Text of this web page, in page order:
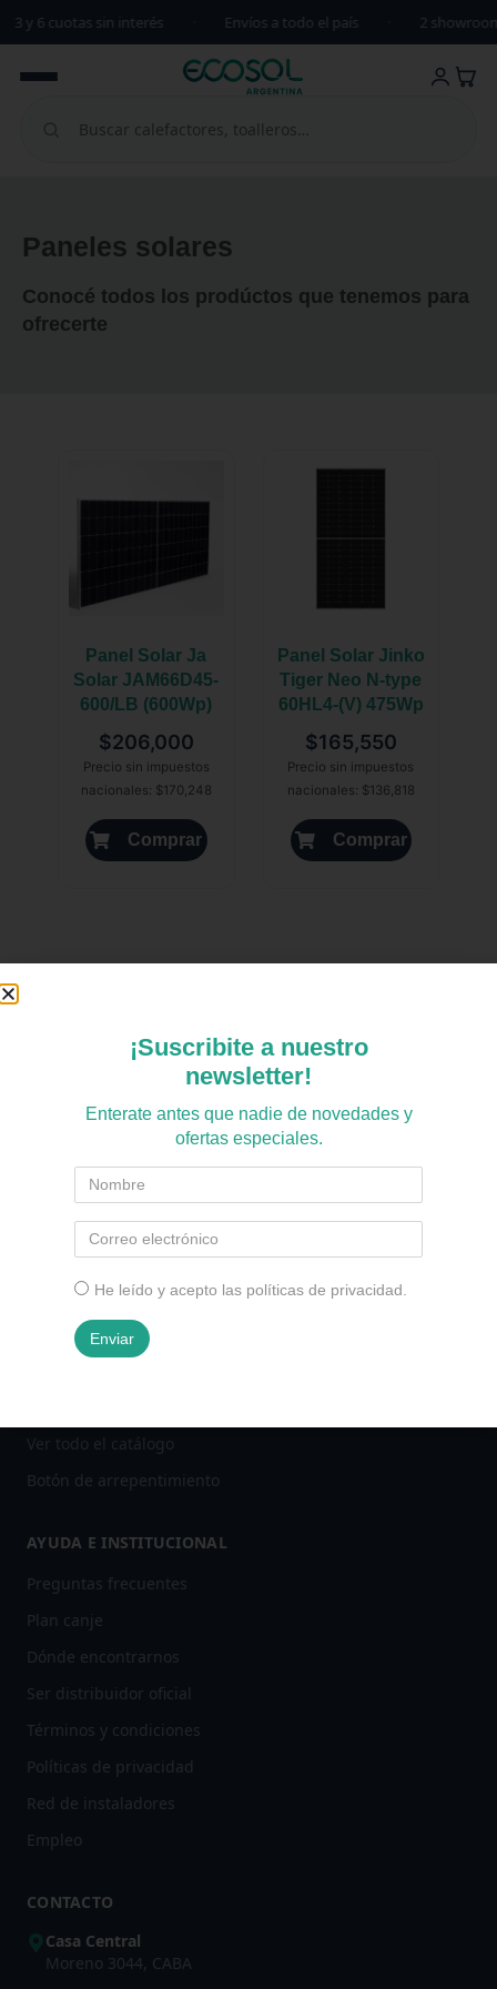
3 y 6 cuotas sin interés Envíos a todo el país 2
Paneles solares
Conocé todos los prodúctos que tenemos para
ofrecerte
Panel Solar Ja
Solar JAM66D45-
600/LB (600Wp)
$206,000
Precio sin impuestos
nacionales: $170,248
Comprar
Panel Solar Jinko
Tiger Neo N-type
60HL4-(V) 475Wp
$165,550
Precio sin impuestos
nacionales: $136,818
Comprar
Principal fabricante de calefactores en Argentina, con más
de 23 años de trayectoria. Calor inteligente para tu casa.
PRODUCTOS
Ver todo el catálogo
Botón de arrepentimiento
AYUDA E INSTITUCIONAL
Preguntas frecuentes
Plan canje
Dónde encontrarnos
Ser distribuidor oficial
Términos y condiciones
Políticas de privacidad
Red de instaladores
Empleo
CONTACTO
Casa Central
Moreno 3044, CABA
¡Suscribite a nuestro
newsletter!
Enterate antes que nadie de novedades y
ofertas especiales.
He leído y acepto las políticas de privacidad.
Enviar